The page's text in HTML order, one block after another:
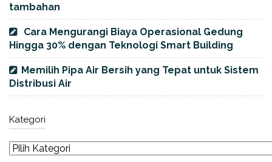
tambahan
Cara Mengurangi Biaya Operasional Gedung
Hingga 30% dengan Teknologi Smart Building
Memilih Pipa Air Bersih yang Tepat untuk Sistem
Distribusi Air
Kategori